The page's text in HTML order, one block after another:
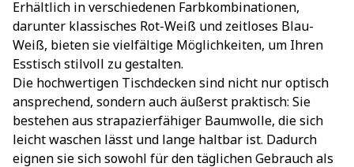
Erhältlich in verschiedenen Farbkombinationen,
darunter klassisches Rot-Weiß und zeitloses Blau-
Weiß, bieten sie vielfältige Möglichkeiten, um Ihren
Esstisch stilvoll zu gestalten.
Die hochwertigen Tischdecken sind nicht nur optisch
ansprechend, sondern auch äußerst praktisch: Sie
bestehen aus strapazierfähiger Baumwolle, die sich
leicht waschen lässt und lange haltbar ist. Dadurch
eignen sie sich sowohl für den täglichen Gebrauch als